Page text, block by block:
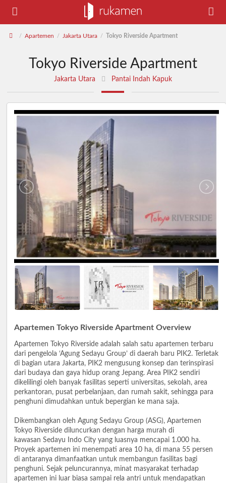
/ Apartemen / Jakarta Utara / Tokyo Riverside Apartment
Tokyo Riverside Apartment
Jakarta Utara Pantai Indah Kapuk
Apartemen Tokyo Riverside Apartment Overview
Apartemen Tokyo Riverside adalah salah satu apartemen terbaru
dari pengelola ‘Agung Sedayu Group’ di daerah baru PIK2. Terletak
di bagian utara Jakarta, PIK2 mengusung konsep dan terinspirasi
dari budaya dan gaya hidup orang Jepang. Area PIK2 sendiri
dikelilingi oleh banyak fasilitas seperti universitas, sekolah, area
perkantoran, pusat perbelanjaan, dan rumah sakit, sehingga para
penghuni dimudahkan untuk bepergian ke mana saja.
Dikembangkan oleh Agung Sedayu Group (ASG), Apartemen
Tokyo Riverside diluncurkan dengan harga murah di
kawasan Sedayu Indo City yang luasnya mencapai 1.000 ha.
Proyek apartemen ini menempati area 10 ha, di mana 55 persen
di antaranya dimanfaatkan untuk membangun fasilitas bagi
penghuni. Sejak peluncurannya, minat masyarakat terhadap
apartemen ini luar biasa sampai rela antri untuk mendapatkan